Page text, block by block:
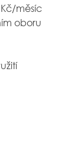
měsíc
oboru